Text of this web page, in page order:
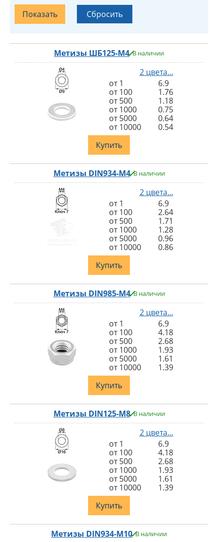
Метизы ШБ125-М4 В наличии
2 цвета...
от 1
6.9
от 100
1.76
от 500
1.18
от 1000
0.75
от 5000
0.64
от 10000
0.54
Купить
Метизы DIN934-M4 В наличии
2 цвета...
от 1
6.9
от 100
2.64
от 500
1.71
от 1000
1.28
от 5000
0.96
от 10000
0.86
Купить
Метизы DIN985-M4 В наличии
2 цвета...
от 1
6.9
от 100
4.18
от 500
2.68
от 1000
1.93
от 5000
1.61
от 10000
1.39
Купить
Метизы DIN125-M8 В наличии
2 цвета...
от 1
6.9
от 100
4.18
от 500
2.68
от 1000
1.93
от 5000
1.61
от 10000
1.39
Купить
Метизы DIN934-M10 В наличии